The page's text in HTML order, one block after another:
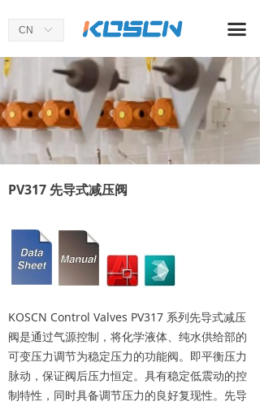
끀
首页
关于我们
产品中心
应用案例
新闻资讯
ꀅ
CN
PV317 先导式减压阀
KOSCN Control Valves PV317 系列先导式减压
阀是通过气源控制，将化学液体、纯水供给部的
可变压力调节为稳定压力的功能阀。即平衡压力
脉动，保证阀后压力恒定。具有稳定低震动的控
制特性，同时具备调节压力的良好复现性。先导